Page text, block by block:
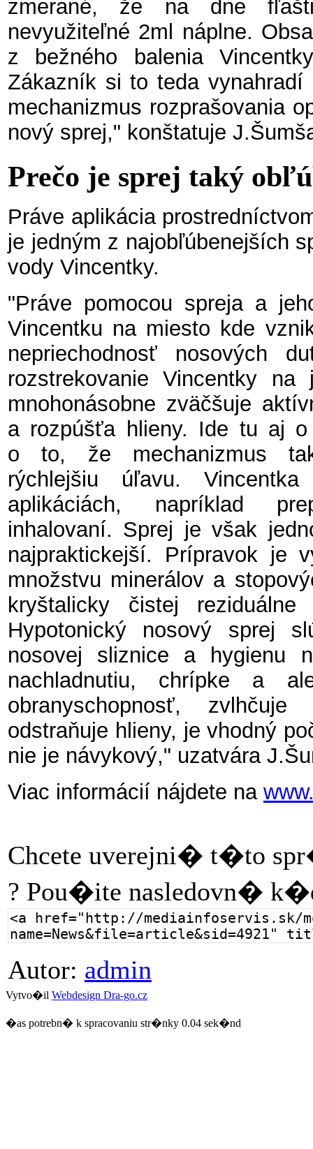
zmerané, že na dne
nevyužiteľné 2ml náplne.
z bežného balenia
Zákazník si to teda
mechanizmus rozprašovania
nový sprej," konštatuje
Prečo je sprej taký
Práve aplikácia
je jedným z najobľúbenejších
vody Vincentky.
"Práve pomocou spreja a
Vincentku na miesto kde
nepriechodnosť nosových
rozstrekovanie Vincentky
mnohonásobne zväčšuje
a rozpúšťa hlieny. Ide tu aj
o to, že mechanizmus
rýchlejšiu úľavu.
aplikáciách, napríklad
inhalovaní. Sprej je však
najpraktickejší. Prípravok je
množstvu minerálov a
kryštalicky čistej
Hypotonický nosový sprej
nosovej sliznice a hygienu
nachladnutiu, chrípke a
obranyschopnosť,
odstraňuje hlieny, je vhodný
nie je návykový," uzatvára
Viac informácií nájdete na
Chcete uverejni� t�to
? Pou�ite nasledovn�
Autor: admin
Vytvo�il Webdesign Dra-go.cz
�as potrebn� k spracovaniu str�nky 0.04 sek�nd